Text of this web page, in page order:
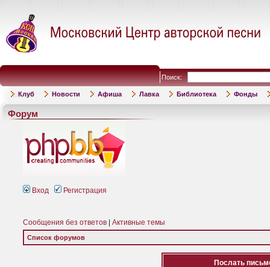
Поиск:
Клуб Новости Афиша Лавка Библиотека Фонды
Форум
Вход Регистрация
Сообщения без ответов Активные темы
Список форумов
Послать